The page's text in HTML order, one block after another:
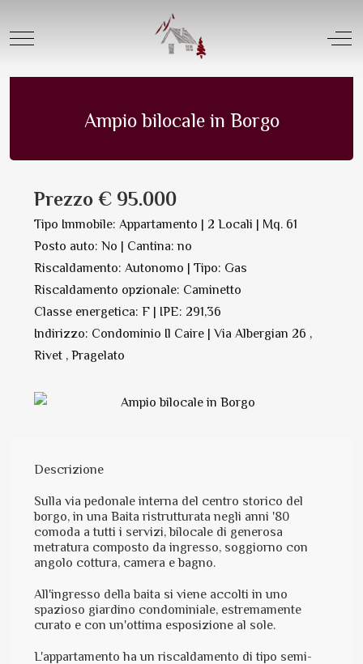
Mobile Menu Toggle Off-
Appartamento in Vendita | N. 9479
Ampio bilocale in Borgo
Prezzo € 95.000
Tipo Immobile: Appartamento | 2 Locali | Mq. 61
Posto auto: No | Cantina: no
Riscaldamento: Autonomo | Tipo: Gas
Riscaldamento opzionale: Caminetto
Classe energetica: F | IPE: 291,36
Indirizzo: Condominio Il Caire | Via Albergian 26 ,
Rivet , Pragelato
Descrizione
Sulla via pedonale interna del centro storico del
borgo, in una Baita ristrutturata negli anni '80
comoda a tutti i servizi, bilocale di generosa
metratura composto da ingresso, soggiorno con
angolo cottura, camera e bagno.
All'ingresso della baita si viene accolti in uno
spazioso giardino condominiale, estremamente
curato e con un'ottima esposizione al sole.
L'appartamento ha un riscaldamento di tipo semi-